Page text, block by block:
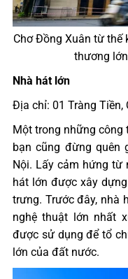
Chơ Đồng Xuân từ thế
thương
Nhà hát lớn
Địa chỉ: 01 Tràng Tiền,
Một trong những công
bạn cũng đừng quên
Nội. Lấy cảm hứng từ
hát lớn được xây
trưng. Trước đây, nhà
nghệ thuật lớn nhất
được sử dụng để tổ
lớn của đất nước.